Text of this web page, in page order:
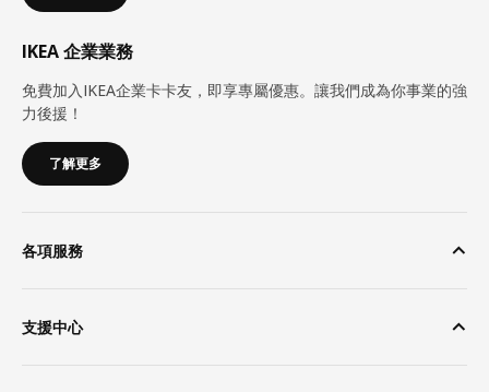
IKEA 企業業務
免費加入IKEA企業卡卡友，即享專屬優惠。讓我們成為你事業的強
力後援！
了解更多
各項服務
支援中心